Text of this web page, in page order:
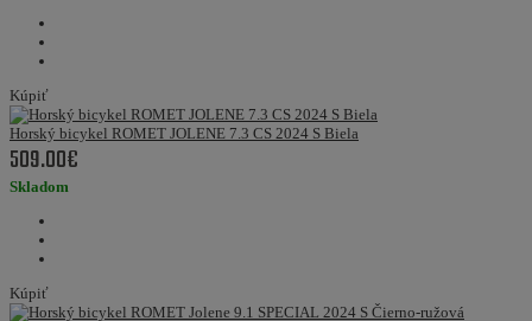
Kúpiť
Horský bicykel ROMET JOLENE 7.3 CS 2024 S Biela
509.00€
Skladom
Kúpiť